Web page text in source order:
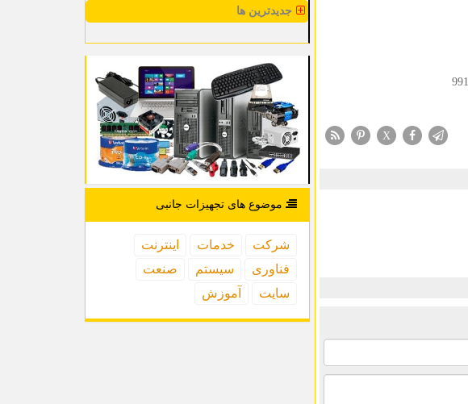
991
X
جدیدترین ها
موضوع های تجهیزات جانبی
شركت خدمات
اینترنت
فناوری
سیستم
صنعت
سایت
آموزش